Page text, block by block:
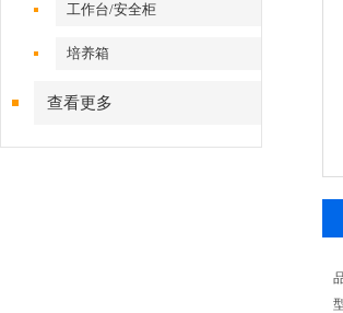
工作台/安全柜
培养箱
查看更多